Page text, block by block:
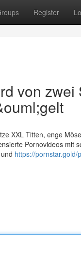
Register
von zwei
XXL Titten, enge
Pornovideos mit
https://